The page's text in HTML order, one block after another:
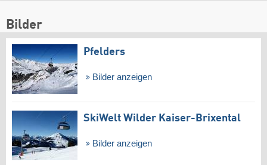
Bilder
Pfelders
Bilder anzeigen
SkiWelt Wilder Kaiser-Brixental
Bilder anzeigen